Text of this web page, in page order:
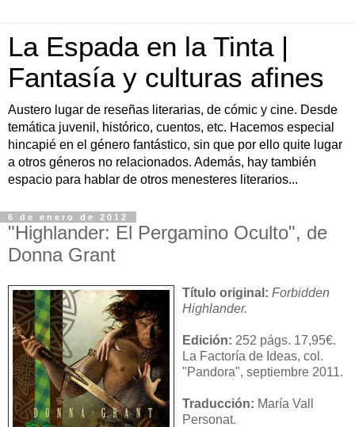
La Espada en la Tinta |
Fantasía y culturas afines
Austero lugar de reseñas literarias, de cómic y cine. Desde
temática juvenil, histórico, cuentos, etc. Hacemos especial
hincapié en el género fantástico, sin que por ello quite lugar
a otros géneros no relacionados. Además, hay también
espacio para hablar de otros menesteres literarios...
6 de enero de 2012
"Highlander: El Pergamino Oculto", de
Donna Grant
Título original: Forbidden
Highlander.
Edición: 252 págs. 17,95€.
La Factoría de Ideas, col.
"Pandora", septiembre 2011.
Traducción: María Vall
Personat.